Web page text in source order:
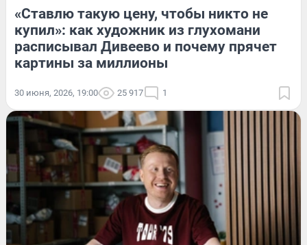
«Ставлю такую цену, чтобы никто не
купил»: как художник из глухомани
расписывал Дивеево и почему прячет
картины за миллионы
30 июня, 2026, 19:00 25 917 1